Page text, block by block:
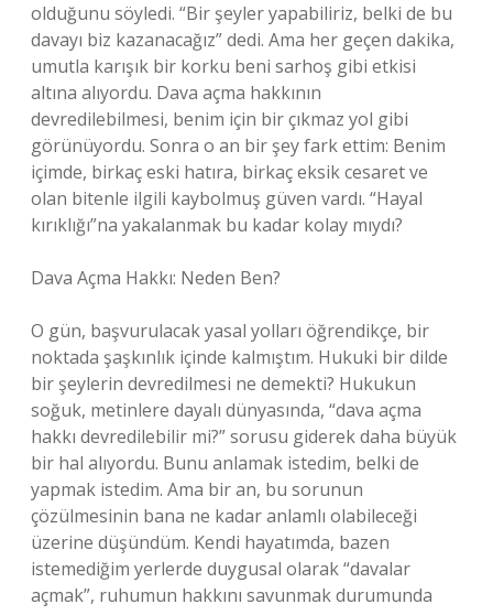
olduğunu söyledi. “Bir şeyler yapabiliriz, belki de bu
davayı biz kazanacağız” dedi. Ama her geçen dakika,
umutla karışık bir korku beni sarhoş gibi etkisi
altına alıyordu. Dava açma hakkının
devredilebilmesi, benim için bir çıkmaz yol gibi
görünüyordu. Sonra o an bir şey fark ettim: Benim
içimde, birkaç eski hatıra, birkaç eksik cesaret ve
olan bitenle ilgili kaybolmuş güven vardı. “Hayal
kırıklığı”na yakalanmak bu kadar kolay mıydı?
Dava Açma Hakkı: Neden Ben?
O gün, başvurulacak yasal yolları öğrendikçe, bir
noktada şaşkınlık içinde kalmıştım. Hukuki bir dilde
bir şeylerin devredilmesi ne demekti? Hukukun
soğuk, metinlere dayalı dünyasında, “dava açma
hakkı devredilebilir mi?” sorusu giderek daha büyük
bir hal alıyordu. Bunu anlamak istedim, belki de
yapmak istedim. Ama bir an, bu sorunun
çözülmesinin bana ne kadar anlamlı olabileceği
üzerine düşündüm. Kendi hayatımda, bazen
istemediğim yerlerde duygusal olarak “davalar
açmak”, ruhumun hakkını savunmak durumunda